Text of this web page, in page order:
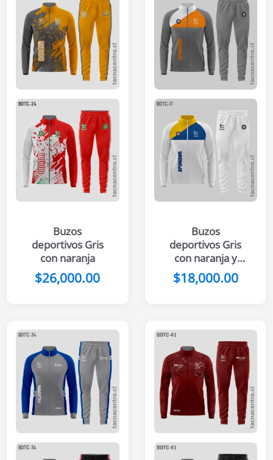
Buzos
deportivos Gris
con naranja
$26,000.00
Buzos
deportivos Gris
con naranja y
blanco
$18,000.00